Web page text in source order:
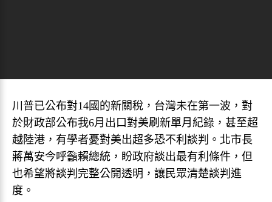
川普已公布對14國的新關稅，台灣未在第一波，對
於財政部公布我6月出口對美刷新單月紀錄，甚至超
越陸港，有學者憂對美出超多恐不利談判。北市長
蔣萬安今呼籲賴總統，盼政府談出最有利條件，但
也希望將談判完整公開透明，讓民眾清楚談判進
度。